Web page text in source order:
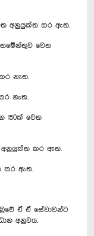
අනුයුක්ත කර ඇත.
වෙත
නැත.
නැත.
150ක් වෙත
අනුයුක්ත කර ඇත.
කර ඇත.
ඒ ඒ සේවාවන්ට
අනුවය.